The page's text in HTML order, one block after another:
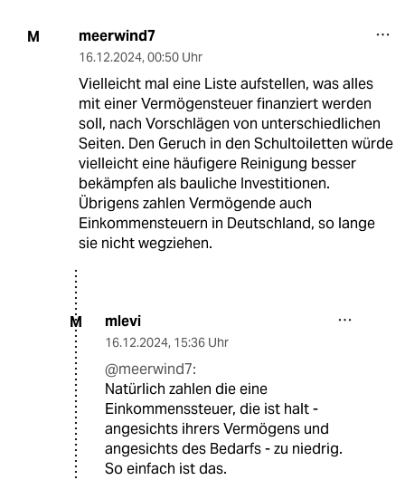
M meerwind7
16.12.2024, 00:50 Uhr
Vielleicht mal eine Liste aufstellen, was alles
mit einer Vermögensteuer finanziert werden
soll, nach Vorschlägen von unterschiedlichen
Seiten. Den Geruch in den Schultoiletten würde
vielleicht eine häufigere Reinigung besser
bekämpfen als bauliche Investitionen.
Übrigens zahlen Vermögende auch
Einkommensteuern in Deutschland, so lange
sie nicht wegziehen.
M mlevi
16.12.2024, 15:36 Uhr
@meerwind7:
Natürlich zahlen die eine
Einkommenssteuer, die ist halt -
angesichts ihrers Vermögens und
angesichts des Bedarfs - zu niedrig.
So einfach ist das.